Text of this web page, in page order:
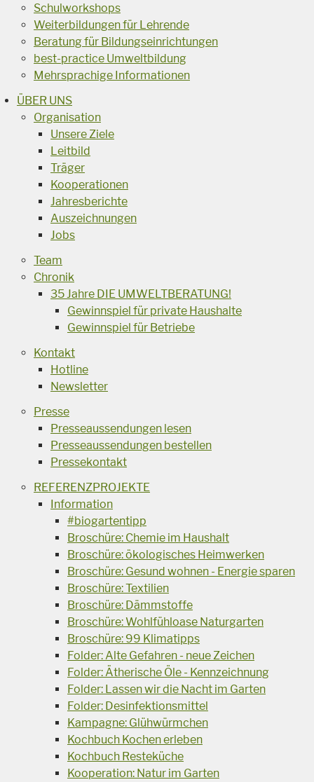
Schulworkshops
Weiterbildungen für Lehrende
Beratung für Bildungseinrichtungen
best-practice Umweltbildung
Mehrsprachige Informationen
ÜBER UNS
Organisation
Unsere Ziele
Leitbild
Träger
Kooperationen
Jahresberichte
Auszeichnungen
Jobs
Team
Chronik
35 Jahre DIE UMWELTBERATUNG!
Gewinnspiel für private Haushalte
Gewinnspiel für Betriebe
Kontakt
Hotline
Newsletter
Presse
Presseaussendungen lesen
Presseaussendungen bestellen
Pressekontakt
REFERENZPROJEKTE
Information
#biogartentipp
Broschüre: Chemie im Haushalt
Broschüre: ökologisches Heimwerken
Broschüre: Gesund wohnen - Energie sparen
Broschüre: Textilien
Broschüre: Dämmstoffe
Broschüre: Wohlfühloase Naturgarten
Broschüre: 99 Klimatipps
Folder: Alte Gefahren - neue Zeichen
Folder: Ätherische Öle - Kennzeichnung
Folder: Lassen wir die Nacht im Garten
Folder: Desinfektionsmittel
Kampagne: Glühwürmchen
Kochbuch Kochen erleben
Kochbuch Resteküche
Kooperation: Natur im Garten